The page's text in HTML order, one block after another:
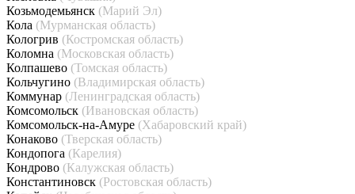
Козьмодемьянск (Марий Эл)
Кола (Мурманская область)
Кологрив (Костромская область)
Коломна (Московская область)
Колпашево (Томская область)
Кольчугино (Владимирская область)
Коммунар (Ленинградская область)
Комсомольск (Ивановская область)
Комсомольск-на-Амуре (Хабаровский край)
Конаково (Тверская область)
Кондопога (Карелия)
Кондрово (Калужская область)
Константиновск (Ростовская область)